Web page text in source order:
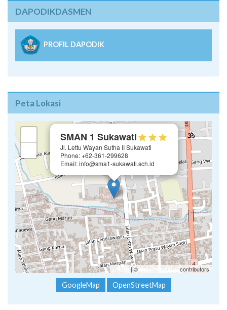
DAPODIKDASMEN
PROFIL DAPODIK
Peta Lokasi
SMAN 1 Sukawati
Jl. Lettu Wayan Sutha II Sukawati
Phone: +62-361-299628
Email: info@sma1-sukawati.sch.id
Leaflet | ©OpenStreetMap contributors
GoogleMap OpenStreetMap